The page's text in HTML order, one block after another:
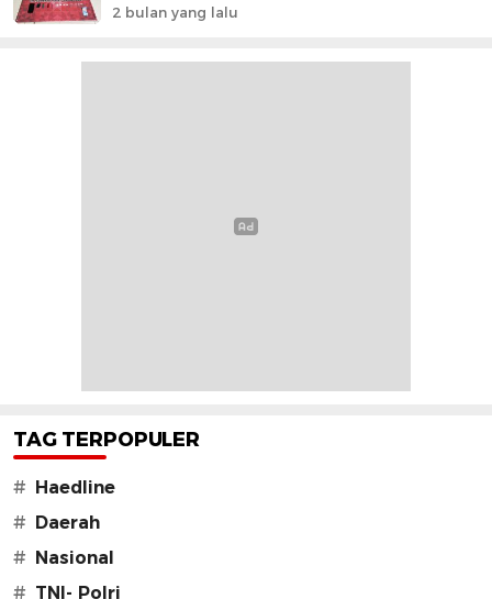
2 bulan yang lalu
TAG TERPOPULER
#
Haedline
#
Daerah
#
Nasional
# TNI- Polri